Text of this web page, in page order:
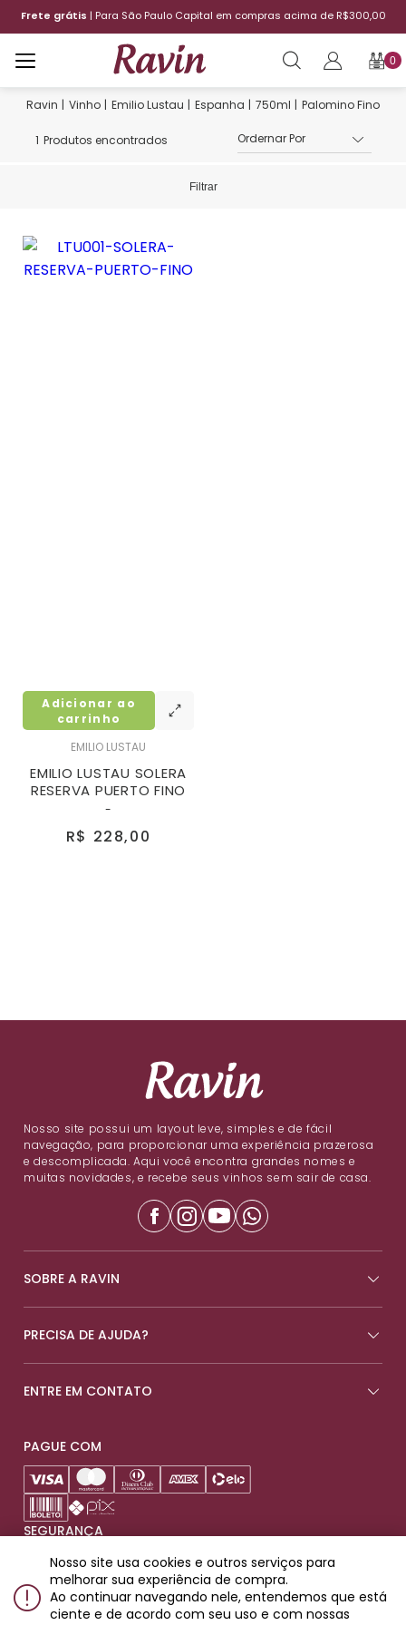
Frete grátis | Para São Paulo Capital em compras acima de R$300,00
0
Vinho Emilio Lustau Espanha 750ml Palomino Fino
1 Produtos encontrados
Filtrar
EMILIO LUSTAU
EMILIO LUSTAU SOLERA
RESERVA PUERTO FINO
-
R$ 228,00
Adicionar ao
carrinho
Nosso site possui um layout leve, simples e de fácil
navegação, para proporcionar uma experiência prazerosa
e descomplicada. Aqui você encontra grandes nomes e
muitas novidades, e recebe seus vinhos sem sair de casa.
SOBRE A RAVIN
PRECISA DE AJUDA?
ENTRE EM CONTATO
PAGUE COM
SEGURANÇA
Nosso site usa cookies e outros serviços para
melhorar sua experiência de compra.
Ao continuar navegando nele, entendemos que está
ciente e de acordo com seu uso e com nossas